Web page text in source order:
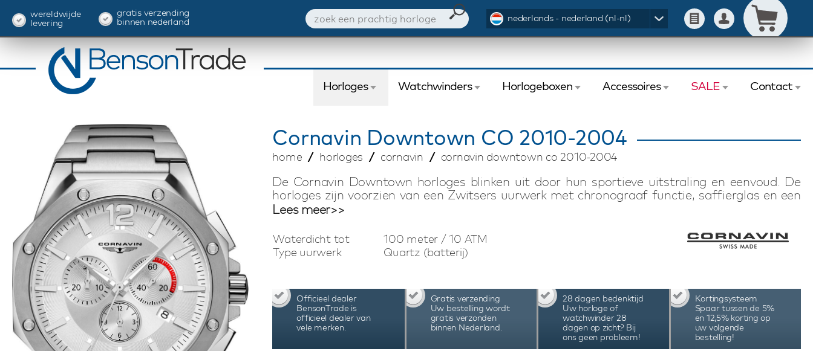
wereldwijde
levering
gratis verzending
binnen nederland nederlands - nederland (nl-nl)
Horloges Watchwinders Horlogeboxen Accessoires SALE Contact
Cornavin Downtown CO 2010-2004
home horloges cornavin cornavin downtown co 2010-2004
De Cornavin Downtown horloges blinken uit door hun sportieve uitstraling en eenvoud. De
horloges zijn voorzien van een Zwitsers uurwerk met chronograaf functie, saffierglas en een
fraaie kalfslederen-of edelstalen horlogeband. De Downtown modellen zijn gelimiteerd op 999
grote Cornavin Downtown collectie beschikbaar.
Lees meer>>
Waterdicht tot
100 meter / 10 ATM
Type uurwerk
Quartz (batterij)
Officieel dealer
BensonTrade is
officieel dealer van
vele merken.
Gratis verzending
Uw bestelling wordt
gratis verzonden
binnen Nederland.
28 dagen bedenktijd
Uw horloge of
watchwinder 28
dagen op zicht? Bij
ons geen probleem!
Kortingsysteem
Spaar tussen de 5%
en 12,5% korting op
uw volgende
bestelling!